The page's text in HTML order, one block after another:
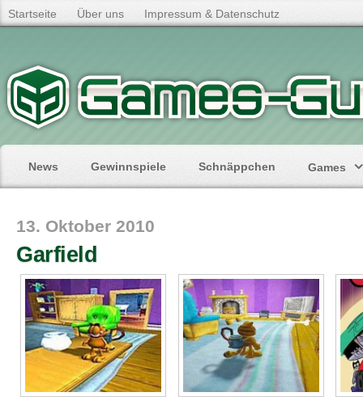
Startseite Über uns Impressum & Datenschutz
News Gewinnspiele Schnäppchen Games
13. Oktober 2010
Garfield